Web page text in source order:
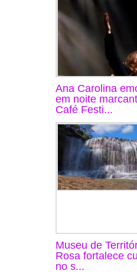
Ana Carolina
em noite
Café Festi...
Museu de
Rosa fortalece
no s...